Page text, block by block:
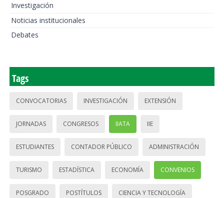
Investigación
Noticias institucionales
Debates
Tags
CONVOCATORIAS INVESTIGACIÓN EXTENSIÓN
JORNADAS CONGRESOS IIATA IIE
ESTUDIANTES CONTADOR PÚBLICO ADMINISTRACIÓN
TURISMO ESTADÍSTICA ECONOMÍA CONVENIOS
POSGRADO POSTÍTULOS CIENCIA Y TECNOLOGÍA